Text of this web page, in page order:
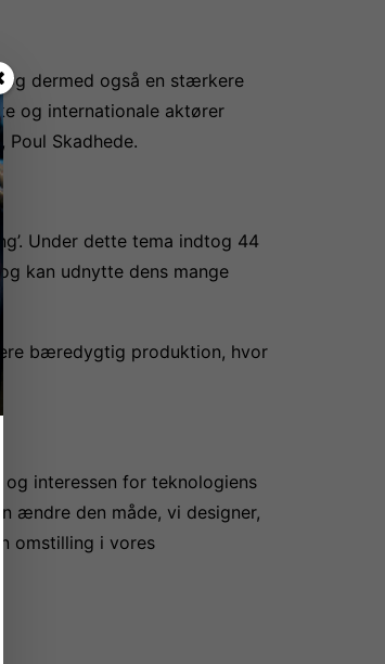
dermed også en stærkere
og internationale aktører
Skadhede.
Under dette tema indtog 44
kan udnytte dens mange
bæredygtig produktion, hvor
interessen for teknologiens
ændre den måde, vi designer,
omstilling i vores